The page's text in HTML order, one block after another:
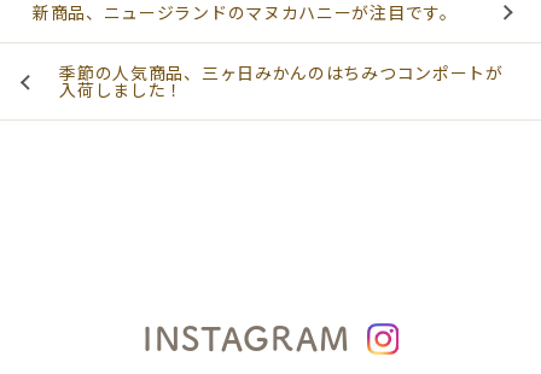
新商品、ニュージランドのマヌカハニーが注目です。
季節の人気商品、三ヶ日みかんのはちみつコンポートが
入荷しました！
INSTAGRAM